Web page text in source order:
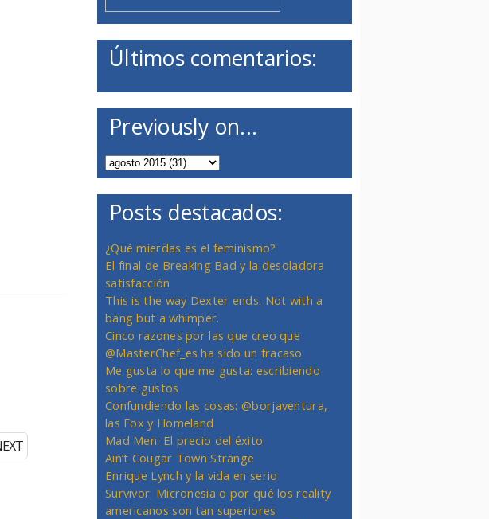
Últimos comentarios:
Previously on...
Posts destacados:
¿Qué mierdas es el feminismo?
El final de Breaking Bad y la desoladora
satisfacción
This is the way Dexter ends. Not with a
bang but a whimper.
Cinco razones por las que creo que
@MasterChef_es ha sido un fracaso
Me gusta lo que me gusta: escribiendo
sobre gustos
Confundiendo las cosas: @borjaventura,
las Fox y Homeland
Mad Men: El precio del éxito
Ain’t Cougar Town Strange
Enrique Lynch y la vida en serio
Survivor: Micronesia o por qué los reality
americanos son tan superiores